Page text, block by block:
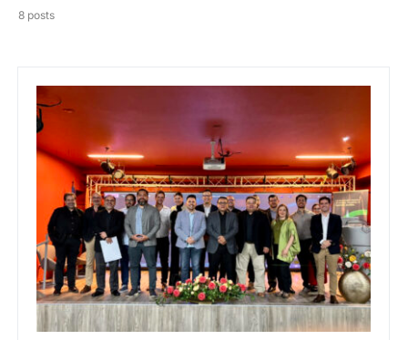
8 posts